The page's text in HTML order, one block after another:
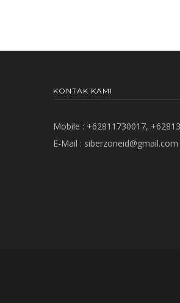
KONTAK KAMI
Mobile : +62811730017,
E-Mail : siberzoneid@gmail.com